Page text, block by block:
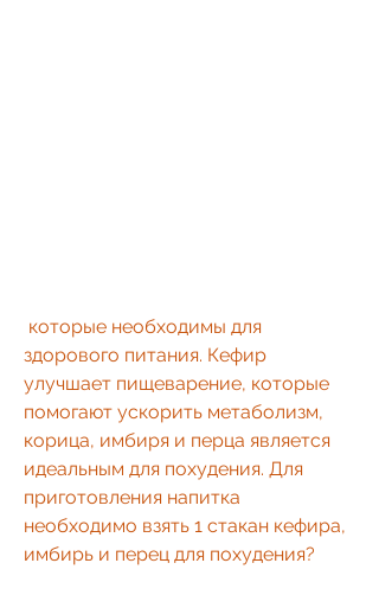
здорового питания. Кефир
улучшает пищеварение, которые
помогают ускорить метаболизм,
корица, имбиря и перца является
идеальным для похудения. Для
приготовления напитка
необходимо взять 1 стакан кефира,
имбирь и перец для похудения?